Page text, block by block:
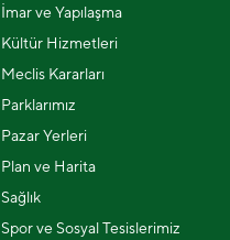
İmar ve Yapılaşma
Kültür Hizmetleri
Meclis Kararları
Parklarımız
Pazar Yerleri
Plan ve Harita
Sağlık
Spor ve Sosyal Tesislerimiz